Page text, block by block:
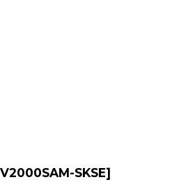
V2000SAM-SKSE]